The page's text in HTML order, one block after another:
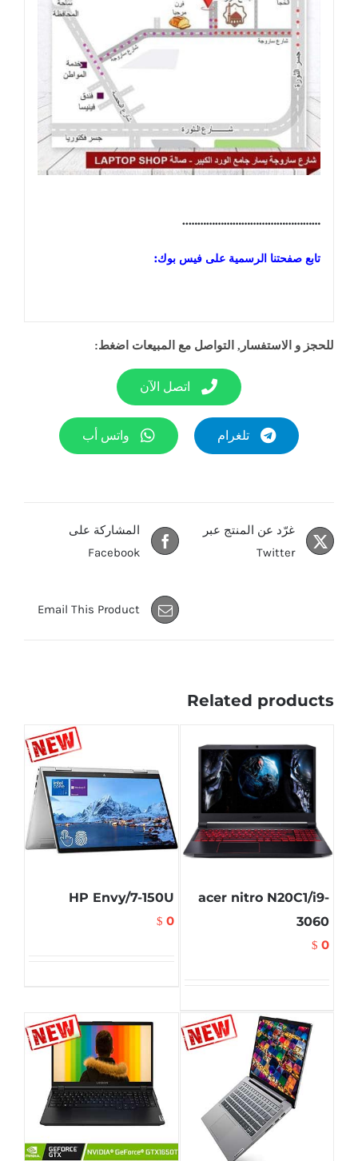
………………………………………..
تابع صفحتنا الرسمية على فيس بوك:
للحجز و الاستفسار, التواصل مع المبيعات اضغط:
اتصل الآن
تلغرام واتس أب
المشاركة على
Facebook
غرّد عن المنتج عبر
Twitter
Email This Product
Related products
acer nitro N20C1/i9-
3060
$ 0
HP Envy/7-150U
$ 0